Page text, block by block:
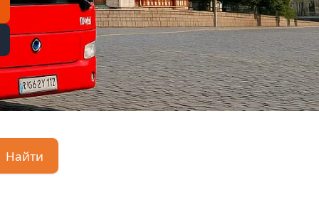
Найти